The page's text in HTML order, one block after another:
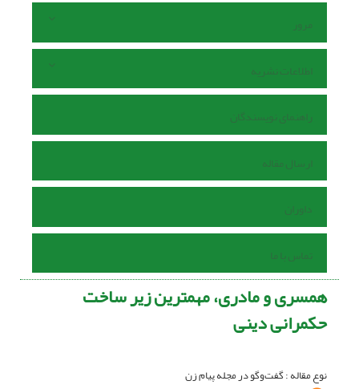
مرور
اطلاعات نشریه
راهنمای نویسندگان
ارسال مقاله
داوران
تماس با ما
همسری و مادری، مهمترین زیر ساخت
حکمرانی دینی
نوع مقاله : گفت‌وگو در مجله پیام زن